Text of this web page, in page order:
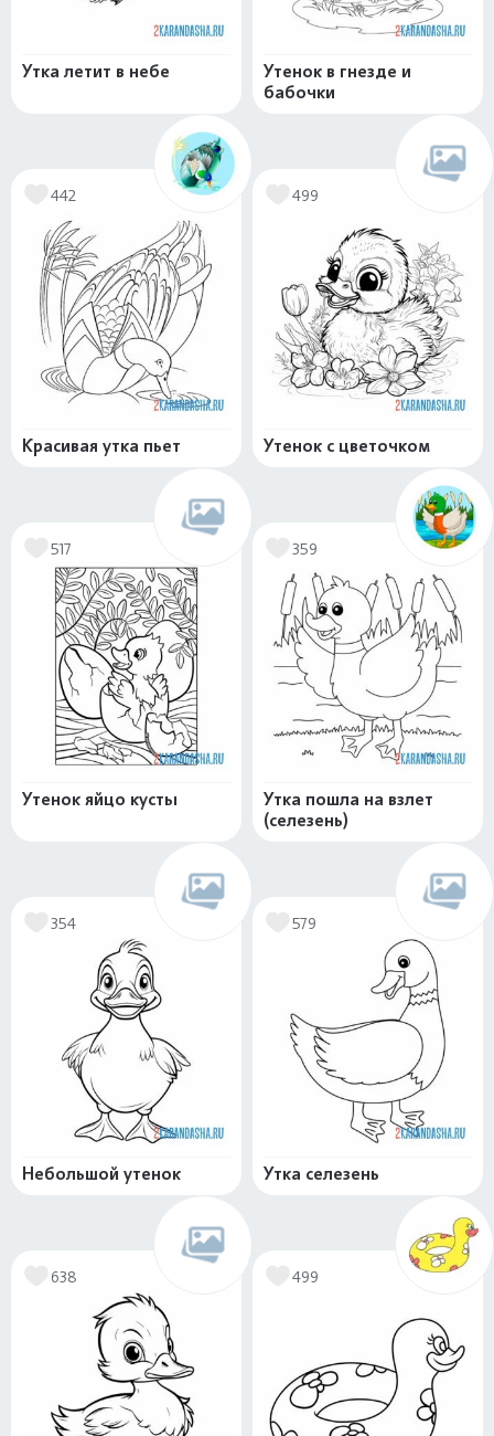
Утка летит в небе
Утенок в гнезде и
бабочки
442
Красивая утка пьет
499
Утенок с цветочком
517
Утенок яйцо кусты
359
Утка пошла на взлет
(селезень)
354
Небольшой утенок
579
Утка селезень
638 499